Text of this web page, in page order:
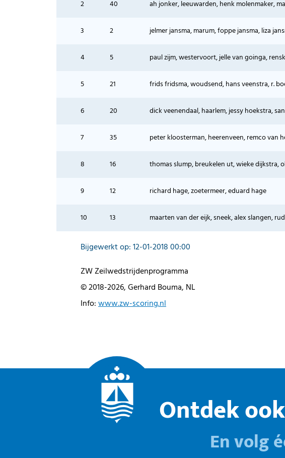
2 40 ah jonker, leeuwarden, henk molenmaker,
3 2 jelmer jansma, marum, foppe jansma, liza
4 5 paul zijm, westervoort, jelle van goinga,
5 21 frids fridsma, woudsend, hans veenstra, r.
6 20 dick veenendaal, haarlem, jessy hoekstra,
7 35 peter kloosterman, heerenveen, remco van
8 16 thomas slump, breukelen ut, wieke dijkstra,
9 12 richard hage, zoetermeer, eduard hage
10 13 maarten van der eijk, sneek, alex slangen,
Bijgewerkt op: 12-01-2018 00:00
ZW Zeilwedstrijdenprogramma
© 2018-2026, Gerhard Bouma, NL
Info:www.zw-scoring.nl
Ontdek
En volg